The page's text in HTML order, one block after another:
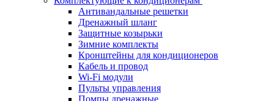
Антивандальные решетки
Дренажный шланг
Защитные козырьки
Зимние комплекты
Кронштейны для кондиционеров
Кабель и провод
Wi-Fi модули
Пульты управления
Помпы дренажные